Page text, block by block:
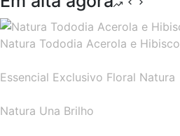
Natura Tododia Acerola e Hibisco
Essencial Exclusivo Floral Natura
Natura Una Brilho